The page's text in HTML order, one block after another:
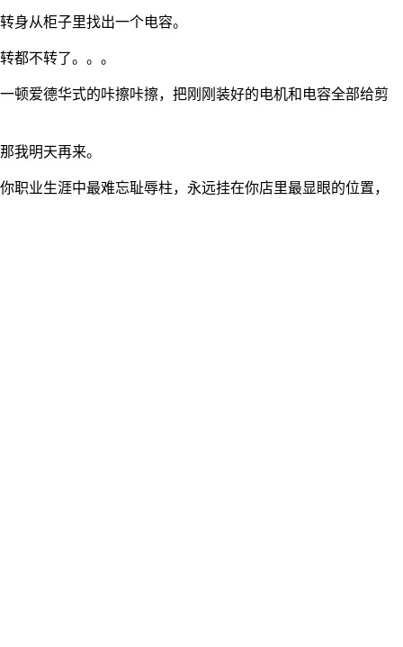
从柜子里找出一个电容。
都不转了。。。
爱德华式的咔擦咔擦，把刚刚装好的电机和电容全部给剪
我明天再来。
业生涯中最难忘耻辱柱，永远挂在你店里最显眼的位置，